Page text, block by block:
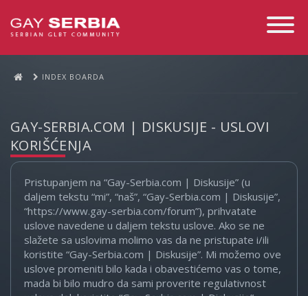
Toggle
INDEX BOARDA
GAY-SERBIA.COM | DISKUSIJE - USLOVI
KORIŠĆENJA
Pristupanjem na “Gay-Serbia.com | Diskusije” (u
daljem tekstu “mi”, “naš”, “Gay-Serbia.com | Diskusije”,
“https://www.gay-serbia.com/forum”), prihvatate
uslove navedene u daljem tekstu uslove. Ako se ne
slažete sa uslovima molimo vas da ne pristupate i/ili
koristite “Gay-Serbia.com | Diskusije”. Mi možemo ove
uslove promeniti bilo kada i obavestićemo vas o tome,
mada bi bilo mudro da sami proverite regulativnost